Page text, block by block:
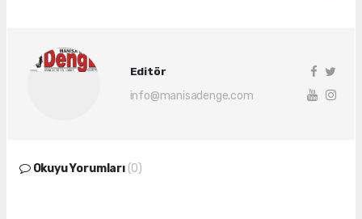
Editör
info@manisadenge.com
Okuyu Yorumları (0)